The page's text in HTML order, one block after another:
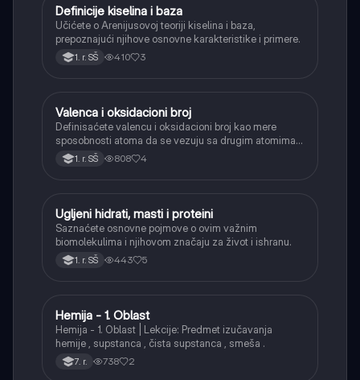
Hemija
Definicije kiselina i baza
Učićete o Arenijusovoj teoriji kiselina i baza,
prepoznajući njihove osnovne karakteristike i primere.
1. r. SŠ 410 3
Hemija
Valenca i oksidacioni broj
Definisaćete valencu i oksidacioni broj kao mere
sposobnosti atoma da se vezuju sa drugim atomima u
hemijskim jedinjenjima.
1. r. SŠ 808 4
Hemija
Ugljeni hidrati, masti i proteini
Saznaćete osnovne pojmove o ovim važnim
biomolekulima i njihovom značaju za život i ishranu.
1. r. SŠ 443 5
Hemija
Hemija - 1. Oblast
Hemija - 1. Oblast | Lekcije: Predmet izučavanja
hemije , supstanca , čista supstanca , smeša .
7. r. 738 2